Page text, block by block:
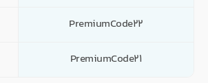
PremiumCode22
PremiumCode21